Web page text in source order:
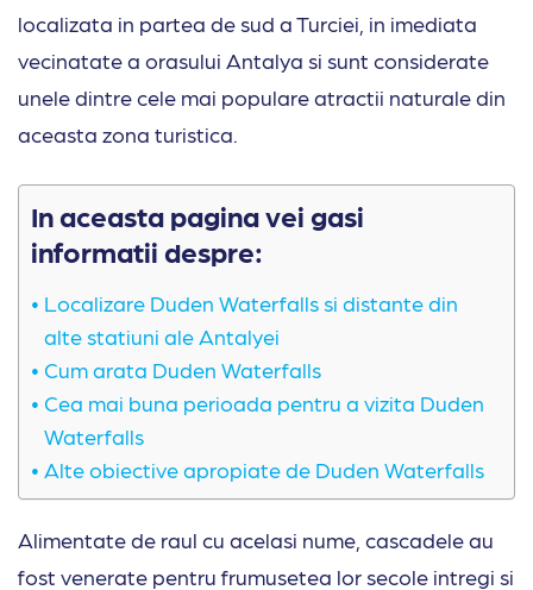
localizata in partea de sud a Turciei, in imediata
vecinatate a orasului Antalya si sunt considerate
unele dintre cele mai populare atractii naturale din
aceasta zona turistica.
In aceasta pagina vei gasi
informatii despre:
Localizare Duden Waterfalls si distante din
alte statiuni ale Antalyei
Cum arata Duden Waterfalls
Cea mai buna perioada pentru a vizita Duden
Waterfalls
Alte obiective apropiate de Duden Waterfalls
Alimentate de raul cu acelasi nume, cascadele au
fost venerate pentru frumusetea lor secole intregi si